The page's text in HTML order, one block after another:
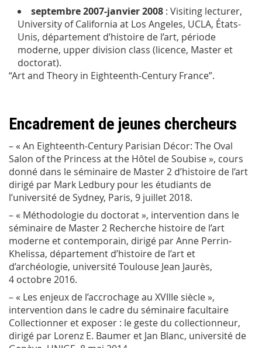
septembre 2007-janvier 2008 : Visiting lecturer,
University of California at Los Angeles, UCLA, États-
Unis, département d’histoire de l’art, période
moderne, upper division class (licence, Master et
doctorat).
“Art and Theory in Eighteenth-Century France”.
Encadrement de jeunes chercheurs
– « An Eighteenth-Century Parisian Décor: The Oval
Salon of the Princess at the Hôtel de Soubise », cours
donné dans le séminaire de Master 2 d’histoire de l’art
dirigé par Mark Ledbury pour les étudiants de
l’université de Sydney, Paris, 9 juillet 2018.
– « Méthodologie du doctorat », intervention dans le
séminaire de Master 2 Recherche histoire de l’art
moderne et contemporain, dirigé par Anne Perrin-
Khelissa, département d’histoire de l’art et
d’archéologie, université Toulouse Jean Jaurès,
4 octobre 2016.
– « Les enjeux de l’accrochage au XVIIIe siècle »,
intervention dans le cadre du séminaire facultaire
Collectionner et exposer : le geste du collectionneur,
dirigé par Lorenz E. Baumer et Jan Blanc, université de